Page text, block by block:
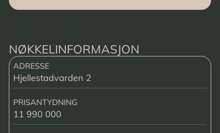
NØKKELINFORMASJON
ADRESSE
Hjellestadvarden 2
PRISANTYDNING
11 990 000